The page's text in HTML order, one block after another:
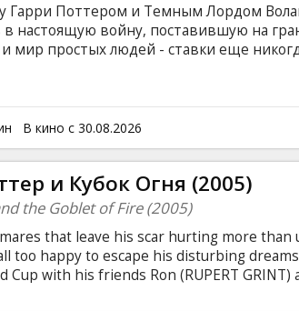
Гарри Поттером и Темным Лордом
в настоящую войну, поставившую на
мир простых людей - ставки еще
Лорда, Гарри придется
"Гарри Поттер и Дары смерти. Часть
заданные в предыдущих сериях. В
завершится.
В кино с 30.08.2026
и Кубок Огня (2005)
the Goblet of Fire (2005)
that leave his scar hurting more than
all too happy to escape his disturbing
Cup with his friends Ron (RUPERT